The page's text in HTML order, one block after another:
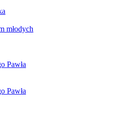
młodych
Pawła
Pawła